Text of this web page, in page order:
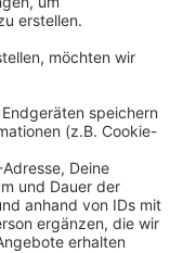
mehreren
worden.
Weste